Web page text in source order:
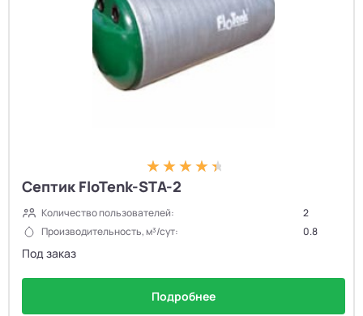
Септик FloTenk-STA-2
Количество пользователей:
2
Производительность, м³/сут:
0.8
Под заказ
Подробнее